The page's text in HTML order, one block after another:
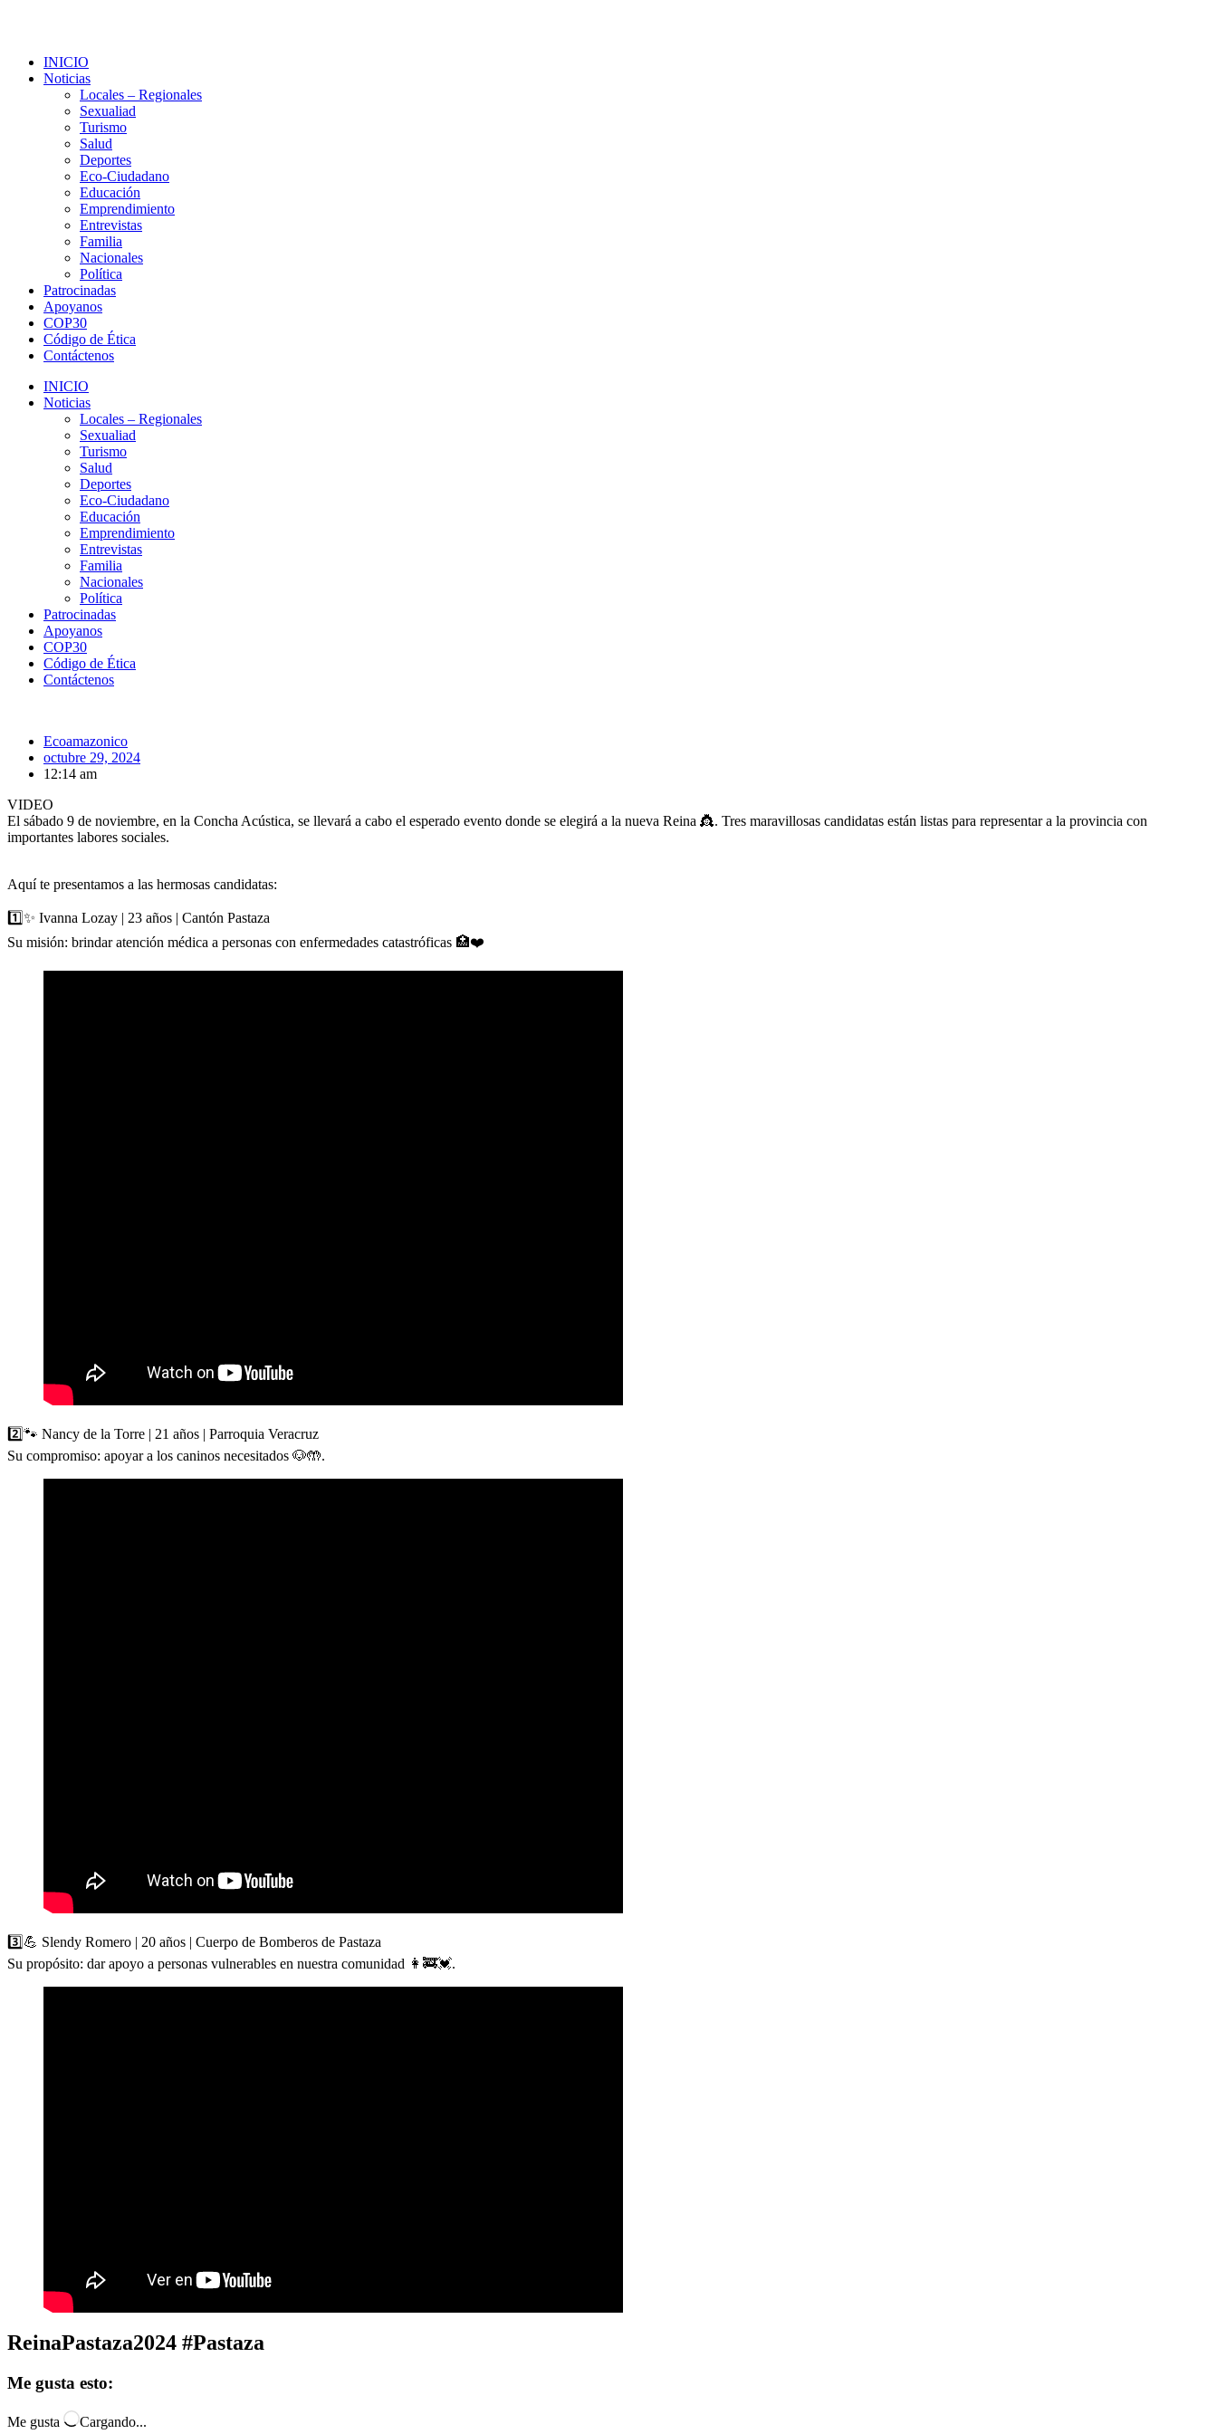
INICIO
Noticias
Locales – Regionales
Sexualiad
Turismo
Salud
Deportes
Eco-Ciudadano
Educación
Emprendimiento
Entrevistas
Familia
Nacionales
Política
Patrocinadas
Apoyanos
COP30
Código de Ética
Contáctenos
INICIO
Noticias
Locales – Regionales
Sexualiad
Turismo
Salud
Deportes
Eco-Ciudadano
Educación
Emprendimiento
Entrevistas
Familia
Nacionales
Política
Patrocinadas
Apoyanos
COP30
Código de Ética
Contáctenos
Ecoamazonico
octubre 29, 2024
12:14 am
VIDEO
El sábado 9 de noviembre, en la Concha Acústica, se llevará a cabo el esperado evento donde se elegirá a la nueva Reina 👸. Tres maravillosas candidatas están listas para representar a la provincia con
importantes labores sociales.
Aquí te presentamos a las hermosas candidatas:
1️⃣✨ Ivanna Lozay | 23 años | Cantón Pastaza
Su misión: brindar atención médica a personas con enfermedades catastróficas 🏥❤️
2️⃣🐾 Nancy de la Torre | 21 años | Parroquia Veracruz
Su compromiso: apoyar a los caninos necesitados 🐶🤲.
3️⃣💪 Slendy Romero | 20 años | Cuerpo de Bomberos de Pastaza
Su propósito: dar apoyo a personas vulnerables en nuestra comunidad 👩‍🚒💓.
ReinaPastaza2024 #Pastaza
Me gusta esto:
Me gusta Cargando...